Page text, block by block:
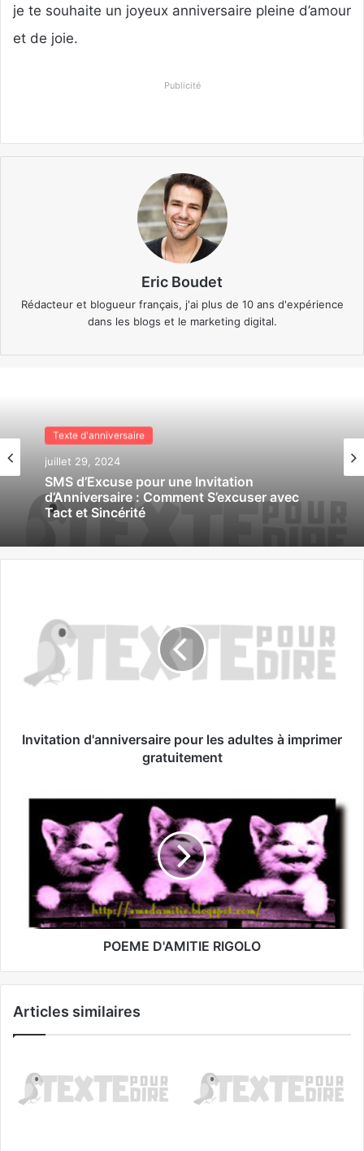
je te souhaite un joyeux anniversaire pleine d’amour
et de joie.
Publicité
Eric Boudet
Rédacteur et blogueur français, j'ai plus de 10 ans d'expérience
dans les blogs et le marketing digital.
Texte d'anniversaire
juillet 29, 2024
SMS d’Excuse pour une Invitation
d’Anniversaire : Comment S’excuser avec
Tact et Sincérité
Invitation d'anniversaire pour les adultes à imprimer
gratuitement
POEME D'AMITIE RIGOLO
Articles similaires